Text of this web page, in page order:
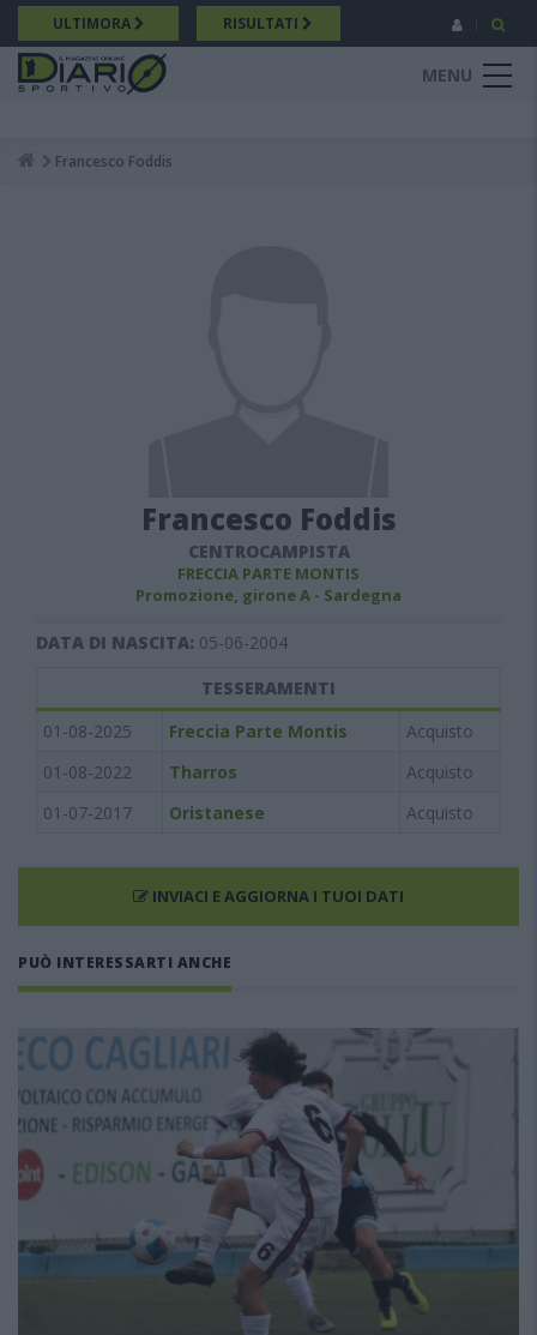
Salta
al
contenuto
principale
ULTIMORA RISULTATI
MENU
Breadcrumb
Francesco Foddis
Francesco Foddis
CENTROCAMPISTA
FRECCIA PARTE MONTIS
Promozione, girone A - Sardegna
DATA DI NASCITA: 05-06-2004
TESSERAMENTI
01-08-2025
Freccia Parte Montis
Acquisto
01-08-2022
Tharros
Acquisto
01-07-2017
Oristanese Acquisto
INVIACI E AGGIORNA I TUOI DATI
PUÒ INTERESSARTI ANCHE